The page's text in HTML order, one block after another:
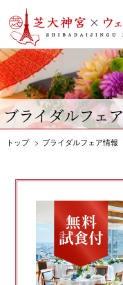
ブライダルフェア
トップ > ブライダルフェア情報